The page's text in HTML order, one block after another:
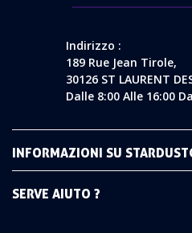
Indirizzo :
189 Rue Jean Tirole,
30126 ST LAURENT
Dalle 8:00 Alle 16:00
INFORMAZIONI SU
SERVE AIUTO ?